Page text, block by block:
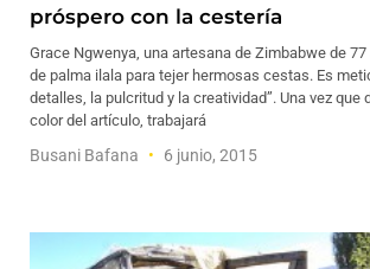
próspero con la cestería
Grace Ngwenya, una artesana de Zimbabwe de
de palma ilala para tejer hermosas cestas. Es
detalles, la pulcritud y la creatividad”. Una vez que
color del artículo, trabajará
Busani Bafana 6 junio, 2015